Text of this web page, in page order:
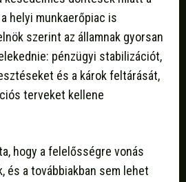
helyi munkaerőpiac is
szerint az államnak gyorsan
pénzügyi stabilizációt,
és a károk feltárását,
terveket kellene
hogy a felelősségre vonás
és a továbbiakban sem lehet